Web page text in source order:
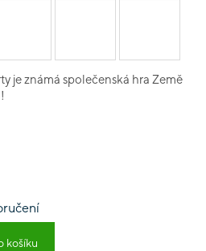
košíku
je známá společenská hra Země